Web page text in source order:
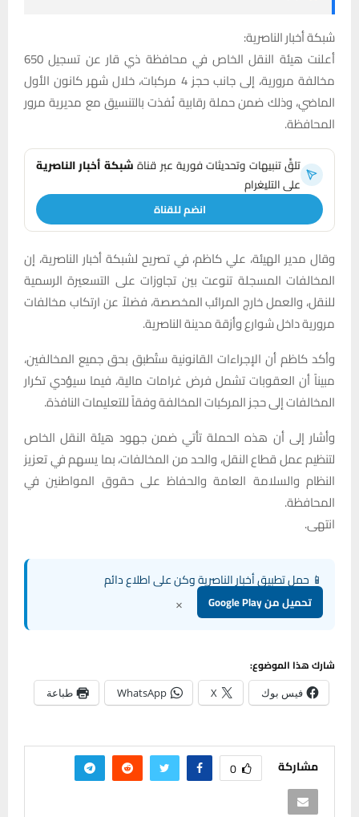
شبكة أخبار الناصرية:
أعلنت هيئة النقل الخاص في محافظة ذي قار عن تسجيل 650
مخالفة مرورية، إلى جانب حجز 4 مركبات، خلال شهر كانون الأول
الماضي، وذلك ضمن حملة رقابية نُفذت بالتنسيق مع مديرية مرور
المحافظة.
تلقَّ تنبيهات وتحديثات فورية عبر قناةشبكة أخبار الناصرية
على التليغرام
انضم للقناة
وقال مدير الهيئة، علي كاظم، في تصريح لشبكة أخبار الناصرية، إن
المخالفات المسجلة تنوعت بين تجاوزات على التسعيرة الرسمية
للنقل، والعمل خارج المرائب المخصصة، فضلاً عن ارتكاب مخالفات
مرورية داخل شوارع وأزقة مدينة الناصرية.
وأكد كاظم أن الإجراءات القانونية ستُطبق بحق جميع المخالفين،
مبيناً أن العقوبات تشمل فرض غرامات مالية، فيما سيؤدي تكرار
المخالفات إلى حجز المركبات المخالفة وفقاً للتعليمات النافذة.
وأشار إلى أن هذه الحملة تأتي ضمن جهود هيئة النقل الخاص
لتنظيم عمل قطاع النقل، والحد من المخالفات، بما يسهم في تعزيز
النظام والسلامة العامة والحفاظ على حقوق المواطنين في
المحافظة.
انتهى.
📱 حمل تطبيق أخبار الناصرية وكن على اطلاع دائم
تحميل من Google Play ×
شارك هذا الموضوع:
فيس بوك X
WhatsApp طباعة
مشاركة 0